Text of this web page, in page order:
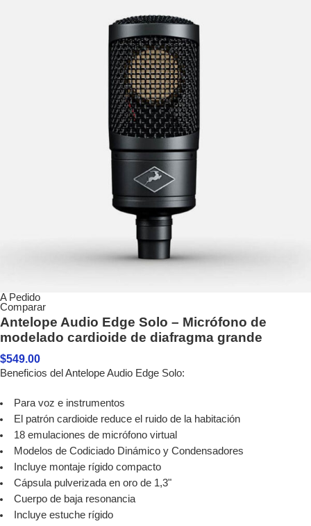
A Pedido
Comparar
Antelope Audio Edge Solo – Micrófono de
modelado cardioide de diafragma grande
$549.00
Beneficios del Antelope Audio Edge Solo:
Para voz e instrumentos
El patrón cardioide reduce el ruido de la habitación
18 emulaciones de micrófono virtual
Modelos de Codiciado Dinámico y Condensadores
Incluye montaje rígido compacto
Cápsula pulverizada en oro de 1,3"
Cuerpo de baja resonancia
Incluye estuche rígido